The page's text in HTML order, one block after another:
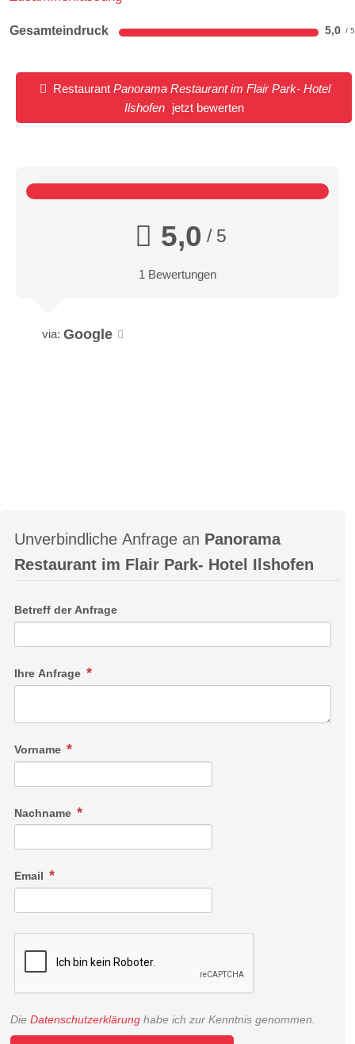
Gesamteindruck 5,0
RestaurantPanorama Restaurant im Flair Park- Hotel
Ilshofen
jetzt bewerten
5,0 / 5
1 Bewertungen
via: Google
Unverbindliche Anfrage an Panorama
Restaurant im Flair Park- Hotel Ilshofen
Betreff der Anfrage
Ihre Anfrage
Vorname
Nachname
Email
Die Datenschutzerklärung habe ich zur Kenntnis genommen.